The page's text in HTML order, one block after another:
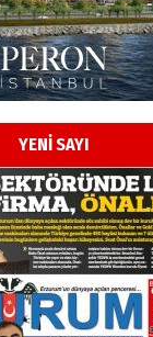
YENİ SAYI
02 Ağustos 2026
Kadir
köşe
29 Haziran 2026
Kenan GÜLERCİ
Şahsuvaroğlu
çıtayı yukarı
yönetimdekiler
çekmemeli!
2026 SalıOrhan BOZKURT
Bir fotoğraf, bir
gazeteci… Dizginler
elinde?